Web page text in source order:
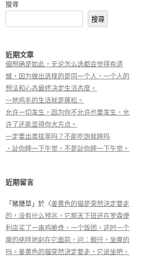
搜尋
搜尋
近期文章
细想确是如此，无论怎么选都会觉得有遗
憾，因为做出选择的是同一个人，一个人的
想法和心态最终决定生活态度。
一地鸡毛的生活就是蓬松。
允许一切发生，因为你不允许也要发生，允
许了还能显得你大方点。
一定要出类拔萃吗？不能吃饱就睡吗
、訨你睡一下午觉，不是訨你睡一下午觉。
近期留言
「 豬籠草 」於〈姜黄色的猫是突然決定要走
的，没有什么预兆，它那天下班还在罗森便
利店买了一串鸡脆骨，一个饭团，这时一个
摩的佬呼地刹在它面前，问：靓仔，坐摩的
吗。姜黄色的猫突然決定要走，它说坐吧。